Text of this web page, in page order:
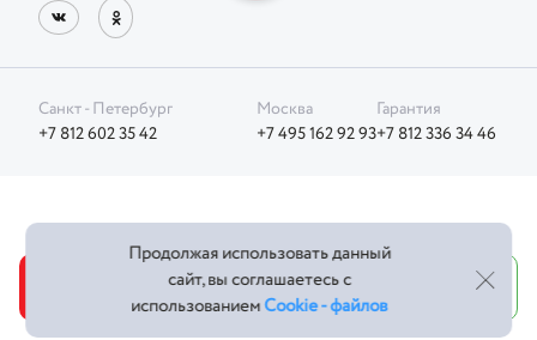
Добавить в корзину
Корпусная
Блог
Фотографии клиентов
Оплата
Санкт - Петербург
+7 812 602 35 42
Москва
+7 495 162 92 93
Гарантия
+7 812 336 34 46
Продолжая использовать данный
сайт, вы соглашаетесь с
использованиемCookie - файлов